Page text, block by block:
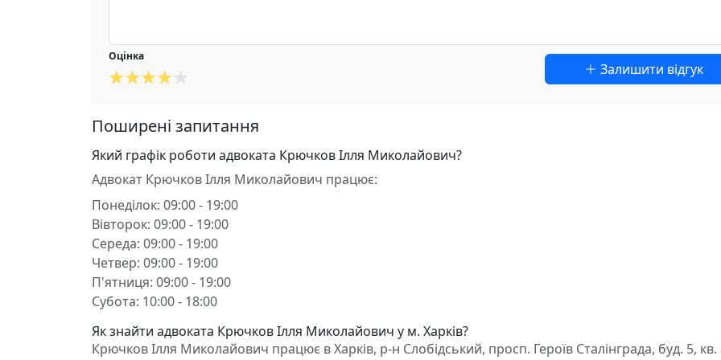
Оцінка
Залишити відгук
Поширені запитання
Який графік роботи адвоката Крючков Ілля Миколайович?
Адвокат Крючков Ілля Миколайович працює:
Понеділок: 09:00 - 19:00
Вівторок: 09:00 - 19:00
Середа: 09:00 - 19:00
Четвер: 09:00 - 19:00
П'ятниця: 09:00 - 19:00
Субота: 10:00 - 18:00
Як знайти адвоката Крючков Ілля Миколайович у м. Харків?
Крючков Ілля Миколайович працює в Харків, р-н Слобідський, просп. Героїв Сталінграда, буд. 5, кв.